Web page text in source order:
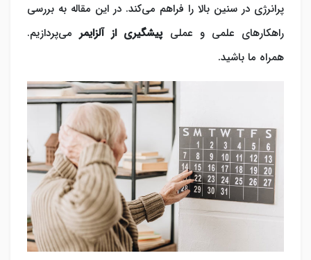
پرانرژی در سنین بالا را فراهم می‌کند. در این مقاله به بررسی
راهکارهای علمی و عملیپیشگیری از آلزایمر
می‌‎پردازیم.
همراه ما باشید.